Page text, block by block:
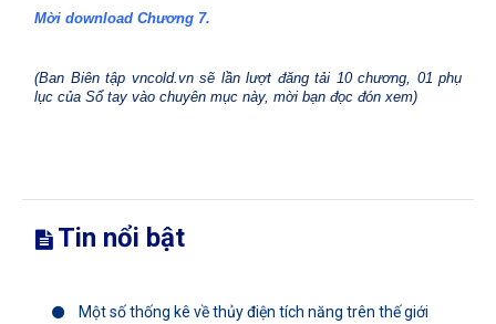
Mời download Chương 7.
(Ban Biên tập vncold.vn sẽ lần lượt đăng tải 10 chương, 01 phụ
lục của Sổ tay vào chuyên mục này, mời bạn đọc đón xem)
Tin nổi bật
Một số thống kê về thủy điện tích năng trên thế giới